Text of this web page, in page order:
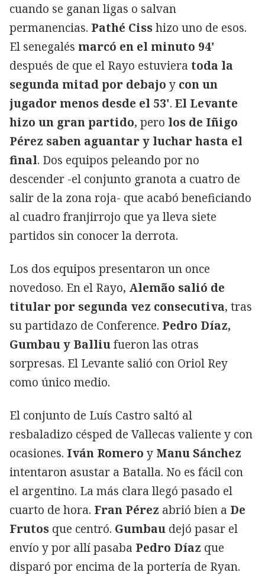
cuando se ganan ligas o salvan
permanencias. Pathé Cisshizo uno de esos.
El senegalés marcó en el minuto 94'
después de que el Rayo estuviera toda la
segunda mitad por debajo y con un
jugador menos desde el 53'. El Levante
hizo un gran partido, pero los de Iñigo
Pérez saben aguantar y luchar hasta el
final. Dos equipos peleando por no
descender -el conjunto granota a cuatro de
salir de la zona roja- que acabó beneficiando
al cuadro franjirrojo que ya lleva siete
partidos sin conocer la derrota.
Los dos equipos presentaron un once
novedoso. En el Rayo, Alemão salió de
titular por segunda vez consecutiva, tras
su partidazo de Conference. Pedro Díaz,
Gumbau y Balliufueron las otras
sorpresas. El Levante salió con Oriol Rey
como único medio.
El conjunto de Luís Castro saltó al
resbaladizo césped de Vallecas valiente y con
ocasiones. Iván Romero y Manu Sánchez
intentaron asustar a Batalla. No es fácil con
el argentino. La más clara llegó pasado el
cuarto de hora. Fran Pérez abrió bien a De
Frutos que centró. Gumbau dejó pasar el
envío y por allí pasaba Pedro Díaz que
disparó por encima de la portería de Ryan.